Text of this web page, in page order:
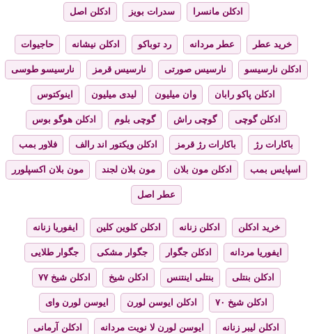
ادکلن مانسرا سدرات بویز ادکلن اصل
خرید عطر عطر مردانه رد توباکو ادکلن نیشانه حاجیوات
ادکلن نارسیسو نارسیس صورتی نارسیس قرمز نارسیسو طوسی
ادکلن پاکو رابان وان میلیون لیدی میلیون اینوکتوس
ادکلن گوچی گوچی راش گوچی بلوم ادکلن هوگو بوس
باکارات رژ باکارات رژ قرمز ادکلن ویکتور اند رالف فلاور بمب
اسپایس بمب ادکلن مون بلان مون بلان لجند مون بلان اکسپلورر
عطر اصل
خرید ادکلن ادکلن زنانه ادکلن کلوین کلین ایفوریا زنانه
ایفوریا مردانه ادکلن جگوار جگوار مشکی جگوار طلایی
ادکلن بنتلی بنتلی اینتنس ادکلن شیخ ادکلن شیخ ۷۷
ادکلن شیخ ۷۰ ادکلن ایوسن لورن ایوسن لورن وای
ادکلن لیبر زنانه ایوسن لورن لا نویت مردانه ادکلن آرمانی